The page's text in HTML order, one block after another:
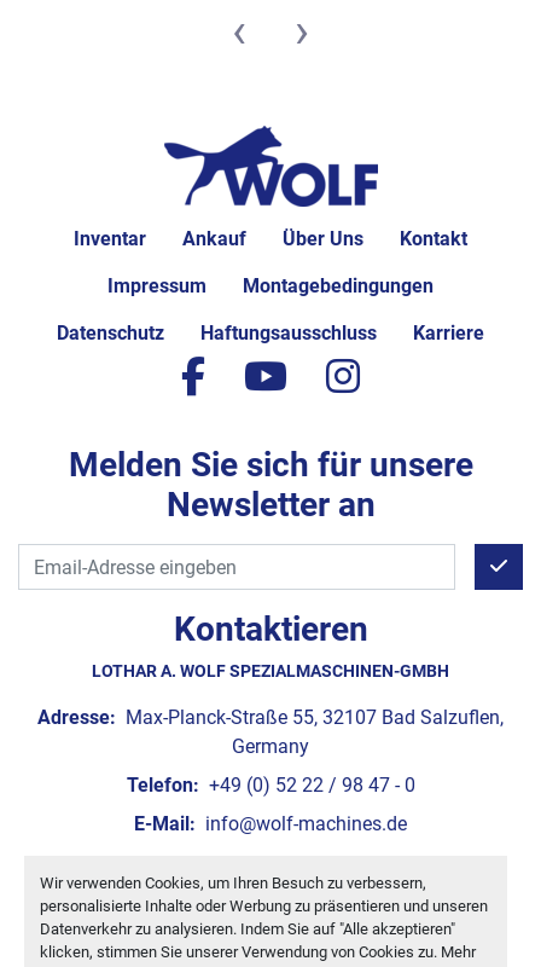
Wir verwenden Cookies, um Ihren Besuch zu verbessern,
personalisierte Inhalte oder Werbung zu präsentieren und unseren
Datenverkehr zu analysieren. Indem Sie auf "Alle akzeptieren"
klicken, stimmen Sie unserer Verwendung von Cookies zu. Mehr
‹ ›
Inventar Ankauf Über Uns Kontakt
Impressum Montagebedingungen
Datenschutz Haftungsausschluss Karriere
Kontaktieren
LOTHAR A. WOLF SPEZIALMASCHINEN-GMBH
Adresse: Max-Planck-Straße 55, 32107 Bad Salzuflen,
Germany
Telefon: +49 (0) 52 22 / 98 47 - 0
E-Mail: info@wolf-machines.de
Cookie-Einstellungen
Machinio System-Website vonMachinio
facebook
youtubeinstagram
Melden Sie sich für unsere
Newsletter an